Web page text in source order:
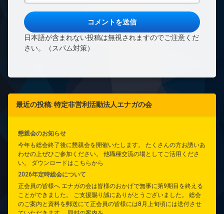
日本語が含まれない投稿は無視されますのでご注意くだ
さい。（スパム対策）
最近の投稿: 特定非営利活動法人エナガの会
懇親会のお知らせ
今年も総会終了後に懇親会を開催いたします。 たくさんの方お誘いあ
わせの上ぜひご参加ください。 他職種交流の場としてご活用くださ
い。 ダウンロードはこちらから
2026年定時総会について
正会員の皆様へ エナガの会は皆様のおかげで無事に第9期目を終える
ことができました。 ご支援賜り誠にありがとうございました。 総会
のご案内と資料を郵送にて正会員の皆様には8月上旬頃には送付させ